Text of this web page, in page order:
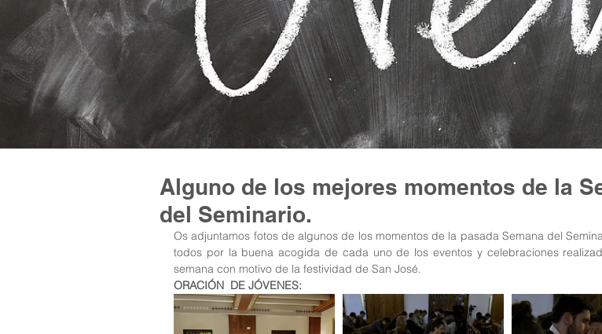
Alguno de los mejores momentos de la
del Seminario.
Os adjuntamos fotos de algunos de los momentos de la pasada Semana del
todos por la buena acogida de cada uno de los eventos y celebraciones
semana con motivo de la festividad de San José.
ORACIÓN  DE JÓVENES: